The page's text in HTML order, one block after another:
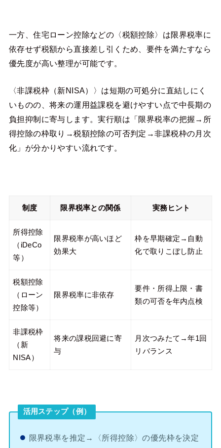
一方、住宅ローン控除などの〈税額控除〉は限界税率に
依存せず税額から直接差し引くため、要件を満たすなら
優先度が高い整理が可能です。
〈非課税枠（新NISA）〉は短期の可処分に直結しにく
いものの、将来の運用益課税を避けやすい点で中長期の
負担抑制に寄与します。実行順は「限界税率の把握→所
得控除の枠取り→税額控除の可否判定→非課税枠の月次
化」が分かりやすい流れです。
制度 限界税率との関係 実務ヒント
所得控除
（iDeCo
等）
限界税率が高いほど
効果大
枠を早期確定→自動
化で取りこぼし防止
税額控除
（ローン
控除等）
限界税率に非依存
要件・所得上限・書
類の可否を年内点検
非課税枠
（新
NISA）
将来の課税回避に寄
与
月次つみたて→年1回
リバランス
活用ステップ（例）
限界税率を推定→〈所得控除〉の優先枠を決定